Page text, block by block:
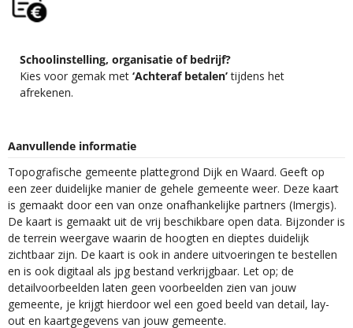
Schoolinstelling, organisatie of bedrijf?
Kies voor gemak met ‘Achteraf betalen’tijdens het
afrekenen.
Aanvullende informatie
Topografische gemeente plattegrond Dijk en Waard. Geeft op
een zeer duidelijke manier de gehele gemeente weer. Deze kaart
is gemaakt door een van onze onafhankelijke partners (Imergis).
De kaart is gemaakt uit de vrij beschikbare open data. Bijzonder is
de terrein weergave waarin de hoogten en dieptes duidelijk
zichtbaar zijn. De kaart is ook in andere uitvoeringen te bestellen
en is ook digitaal als jpg bestand verkrijgbaar. Let op; de
detailvoorbeelden laten geen voorbeelden zien van jouw
gemeente, je krijgt hierdoor wel een goed beeld van detail, lay-
out en kaartgegevens van jouw gemeente.